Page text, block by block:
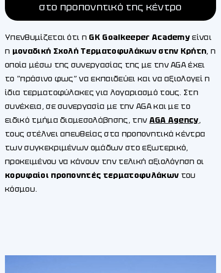
στο προπονητικό της κέντρο
Υπενθυμίζεται ότι η GK Goalkeeper Academyείναι
η μοναδική Σχολή Τερματοφυλάκων στην Κρήτη, η
οποία μέσω της συνεργασίας της με την AGA έχει
το ”πράσινο φως” να εκπαιδεύει και να αξιολογεί η
ίδια τερματοφύλακες για λογαριασμό τους. Στη
συνέχεια, σε συνεργασία με την AGA και με το
ειδικό τμήμα διαμεσολάβησης, την AGA Agency,
τους στέλνει απευθείας στα προπονητικά κέντρα
των συγκεκριμένων ομάδων στο εξωτερικό,
προκειμένου να κάνουν την τελική αξιολόγηση οι
κορυφαίοι προπονητές τερματοφυλάκων του
κόσμου.